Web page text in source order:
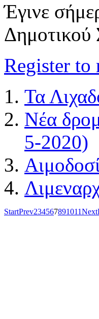
Έγινε
Δημοτικού
Register to
Τα
Νέα
5-2020)
StartPrev234567891011Next